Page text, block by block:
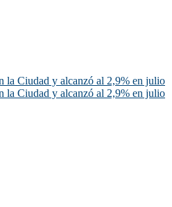
la Ciudad y alcanzó al 2,9% en julio
la Ciudad y alcanzó al 2,9% en julio